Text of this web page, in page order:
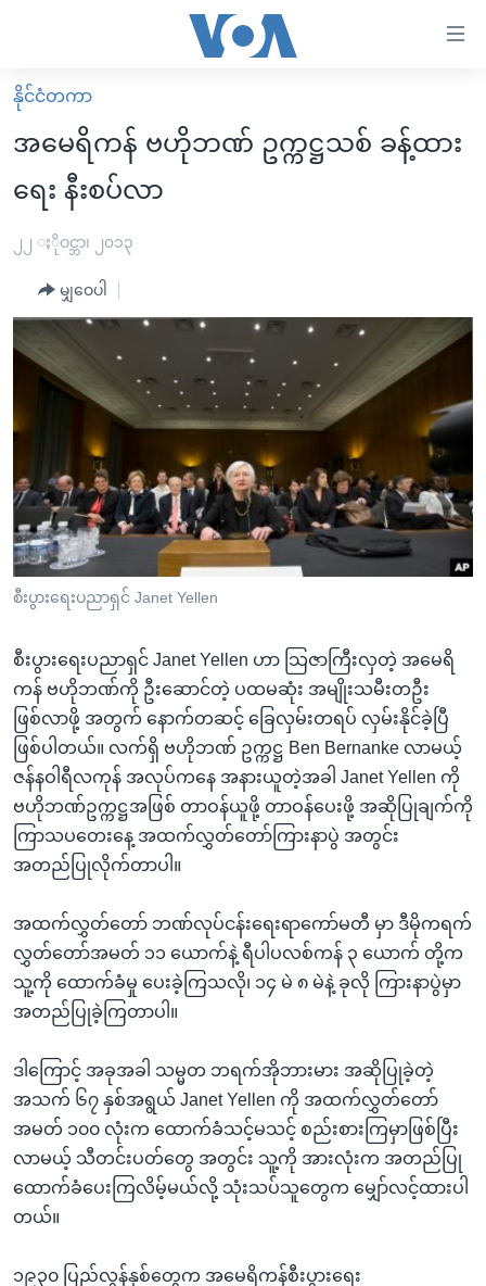
လွယ်ကူ
စေ
Link
များ
အကြောင်းအရာ
သို့
ကျော်
ရန်
အ
ညွန်း
စာမျက်နှာ
သို့
ကျော်
ရန်
ရှာဖွေ
ရန်
နေရာ
သို့
ကျော်
ရန်
မူလစာမျက်နှာ
မြန်မာ
ကမ္ဘာ့သတင်းများ
နိုင်ငံတကာ
အစ္စရေး-ပါလက်စတိုင်း
ဗွီဒီယို
ရပ်ဝန်းတခု လမ်းတခု အလွန်
အင်္ဂလိပ်စာလေ့လာမယ်
အမေရိကန်သုံးအီဒီယံ
မကြေးမုံရဲ့ အင်္ဂလိပ်စာ
ရုပ်ရှင်ထဲက အင်္ဂလိပ်စာ
သုတပဒေသာ အင်္ဂလိပ်စာ
အပတ်စဉ်ကဏ္ဍများ
ရေဒီယိုနှင့်ရုပ်သံ အချက်အလက်များ
ရေဒီယို/တီဗွီအစီအစဉ်
Learning English
ဗွီအိုအေ လူမှုကွန်ယက်များ
ဘာသာစကားများ
နိုင်ငံတကာ
အမေရိကန် ဗဟိုဘဏ် ဥက္ကဋ္ဌသစ် ခန့်ထား
ရေး နီးစပ်လာ
၂၂ ႏိုဝင္ဘာ၊ ၂၀၁၃
မျှဝေပါ
စီးပွားရေးပညာရှင် Janet Yellen
စီးပွားရေးပညာရှင် Janet Yellen ဟာ သြဇာကြီးလှတဲ့ အမေရိ
ကန် ဗဟိုဘဏ်ကို ဦးဆောင်တဲ့ ပထမဆုံး အမျိုးသမီးတဦး
ဖြစ်လာဖို့ အတွက် နောက်တဆင့် ခြေလှမ်းတရပ် လှမ်းနိုင်ခဲ့ပြီ
ဖြစ်ပါတယ်။ လက်ရှိ ဗဟိုဘဏ် ဥက္ကဋ္ဌ Ben Bernanke လာမယ့်
ဇန်နဝါရီလကုန် အလုပ်ကနေ အနားယူတဲ့အခါ Janet Yellen ကို
ဗဟိုဘဏ်ဥက္ကဋ္ဌအဖြစ် တာဝန်ယူဖို့ တာဝန်ပေးဖို့ အဆိုပြုချက်ကို
ကြာသပတေးနေ့ အထက်လွှတ်တော်ကြားနာပွဲ အတွင်း
အတည်ပြုလိုက်တာပါ။
အထက်လွှတ်တော် ဘဏ်လုပ်ငန်းရေးရာကော်မတီ မှာ ဒီမိုကရက်
လွှတ်တော်အမတ် ၁၁ ယောက်နဲ့ ရီပါပလစ်ကန် ၃ ယောက် တို့က
သူ့ကို ထောက်ခံမှု ပေးခဲ့ကြသလို၊ ၁၄ မဲ ၈ မဲနဲ့ ခုလို ကြားနာပွဲမှာ
အတည်ပြုခဲ့ကြတာပါ။
ဒါကြောင့် အခုအခါ သမ္မတ ဘရက်အိုဘားမား အဆိုပြုခဲ့တဲ့
အသက် ၆၇ နှစ်အရွယ် Janet Yellen ကို အထက်လွှတ်တော်
အမတ် ၁၀၀ လုံးက ထောက်ခံသင့်မသင့် စည်းစားကြမှာဖြစ်ပြီး
လာမယ့် သီတင်းပတ်တွေ အတွင်း သူ့ကို အားလုံးက အတည်ပြု
ထောက်ခံပေးကြလိမ့်မယ်လို့ သုံးသပ်သူတွေက မျှော်လင့်ထားပါ
တယ်။
၁၉၃၀ ပြည်လွန်နှစ်တွေက အမေရိကန်စီးပွားရေး